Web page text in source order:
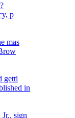
p
mas
getti
in
sign